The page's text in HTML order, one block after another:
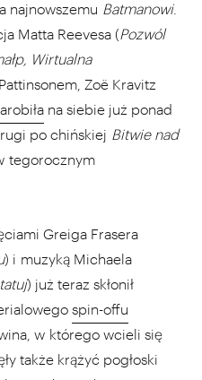
najnowszemu Batmanowi.
Matta Reevesa (Pozwól
Wirtualna
Zoë Kravitz
na siebie już ponad
po chińskiej Bitwie nad
tegorocznym
Greiga Frasera
) i muzyką Michaela
) już teraz skłonił
spin-offu
w którego wcieli się
także krążyć pogłoski